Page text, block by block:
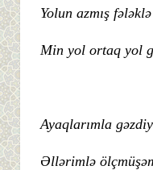
Yolun azmış fələklə
Min yol ortaq yol
Ayaqlarımla
Əllərimlə